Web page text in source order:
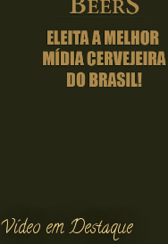
Vídeo em Destaque